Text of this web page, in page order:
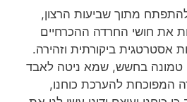
מתוך שביעות הרצון,
את חושי החרדה ההכרחיים
אסטרטגית ביקורתית וזהירה.
טמונה בחשש, שמא ניטה לאבד
המפוכחת להערכת כוחנו,